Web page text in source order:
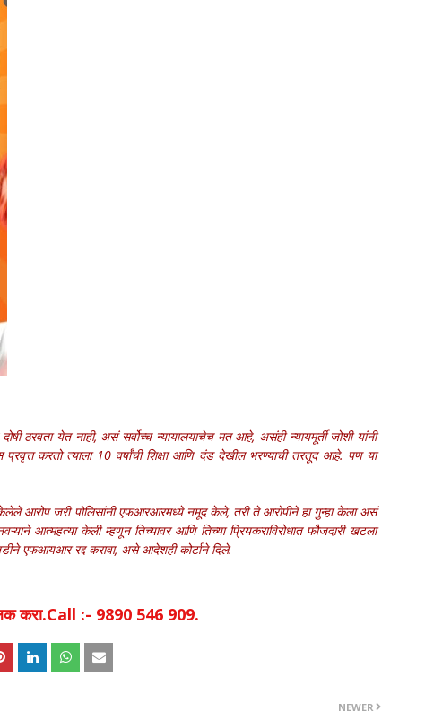
ठरवता येत नाही, असं सर्वोच्च न्यायालयाचेच मत आहे, असंही न्यायमूर्ती जोशी यांनी
प्रवृत्त करतो त्याला 10 वर्षांची शिक्षा आणि दंड देखील भरण्याची तरतूद आहे. पण या
आरोप जरी पोलिसांनी एफआरआरमध्ये नमूद केले, तरी ते आरोपीने हा गुन्हा केला असं
आत्महत्या केली म्हणून तिच्यावर आणि तिच्या प्रियकराविरोधात फौजदारी खटला
एफआयआर रद्द करावा, असे आदेशही कोर्टाने दिले.
करा.Call :- 9890 546 909.
NEWER